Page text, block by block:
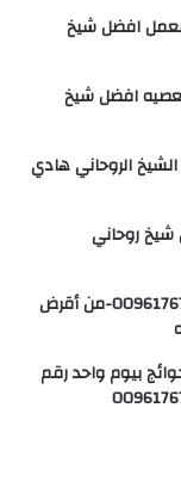
افضل شيخ
افضل شيخ
الروحاني هادي
روحاني
شيخ روحاني صادق 0096176778016-من أقرض
بيوم واحد رقم